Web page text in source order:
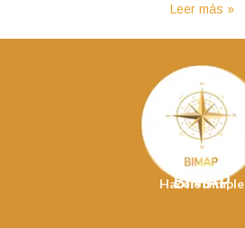
Leer más »
BIMAP
Hacelo Simple